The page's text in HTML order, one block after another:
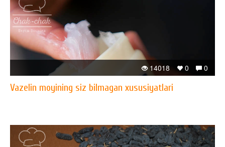
0
0
14018
Vazelin moyining siz bilmagan xususiyatlari